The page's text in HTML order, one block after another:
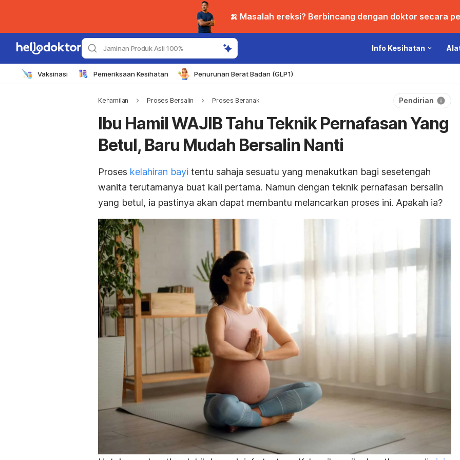
🍌 Masalah ereksi? Berbincang dengan doktor secara
Jaminan Produk Asli 100% Info Kesihatan
Vaksinasi Pemeriksaan Kesihatan Penurunan Berat Badan (GLP1)
Kehamilan Proses Bersalin Proses Beranak Pendirian
Ibu Hamil WAJIB Tahu Teknik Pernafasan Yang
Betul, Baru Mudah Bersalin Nanti
Proses kelahiran bayi tentu sahaja sesuatu yang menakutkan bagi sesetengah
wanita terutamanya buat kali pertama. Namun dengan teknik pernafasan bersalin
yang betul, ia pastinya akan dapat membantu melancarkan proses ini. Apakah ia?